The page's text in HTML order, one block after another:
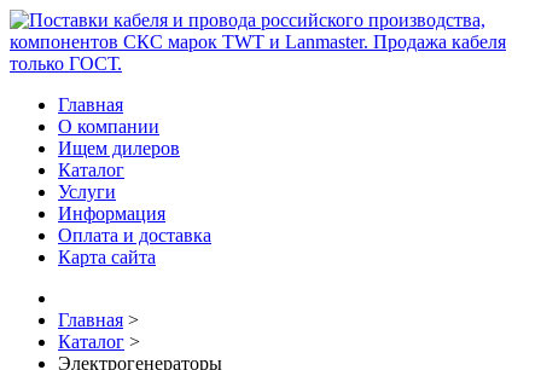
Главная
О компании
Ищем дилеров
Каталог
Услуги
Информация
Оплата и доставка
Карта сайта
Главная >
Каталог >
Электрогенераторы